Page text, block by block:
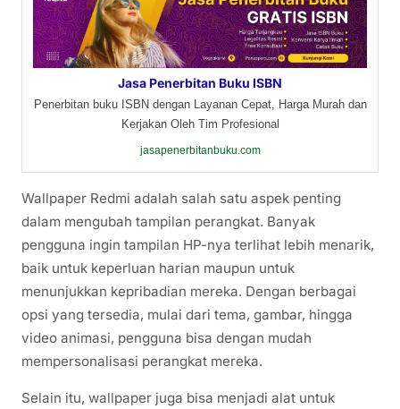
Jasa Penerbitan Buku ISBN
Penerbitan buku ISBN dengan Layanan Cepat, Harga Murah dan
Kerjakan Oleh Tim Profesional
jasapenerbitanbuku.com
Wallpaper Redmi adalah salah satu aspek penting
dalam mengubah tampilan perangkat. Banyak
pengguna ingin tampilan HP-nya terlihat lebih menarik,
baik untuk keperluan harian maupun untuk
menunjukkan kepribadian mereka. Dengan berbagai
opsi yang tersedia, mulai dari tema, gambar, hingga
video animasi, pengguna bisa dengan mudah
mempersonalisasi perangkat mereka.
Selain itu, wallpaper juga bisa menjadi alat untuk